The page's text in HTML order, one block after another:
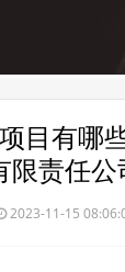
目有哪
限责任公
2023-11-15